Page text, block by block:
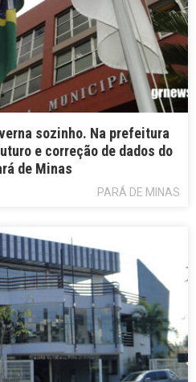
sozinho. Na prefeitura
e correção de dados do
de Minas
PARÁ DE MINAS